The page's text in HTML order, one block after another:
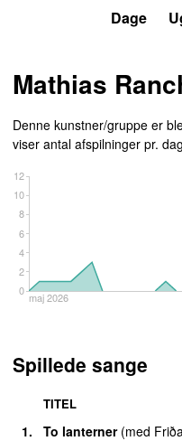
Dage
Mathias
Denne kunstner/gruppe er
viser antal afspilninger pr.
maj 2026
0
2
4
6
8
10
12
Spillede sange
TITEL
1. To lanterner (med